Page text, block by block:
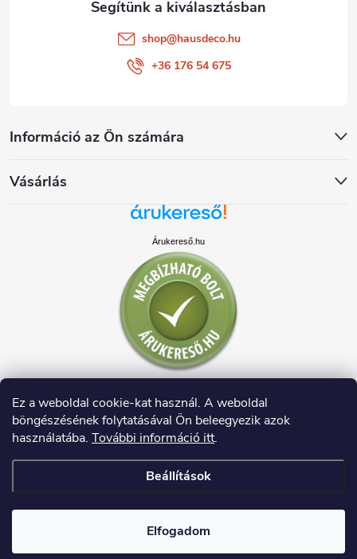
Ez a weboldal cookie-kat használ. A weboldal
böngészésének folytatásával Ön beleegyezik azok
használatába. További információ itt.
Beállítások
Elfogadom
Információ az Ön számára
Vásárlás
shop@hausdeco.hu
+36 176 54 675
Árukereső.hu
Shoptet készítette
Copyright 2026HAUSDECO.HU. Minden jog fenntartva.